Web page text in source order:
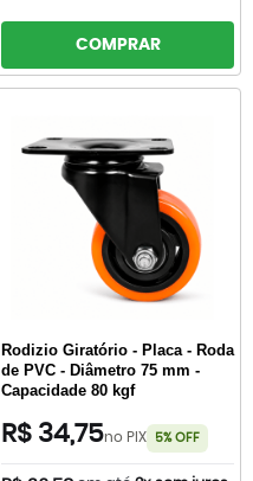
COMPRAR
Rodizio Giratório - Placa - Roda
de PVC - Diâmetro 75 mm -
Capacidade 80 kgf
R$ 34,75no PIX 5% OFF